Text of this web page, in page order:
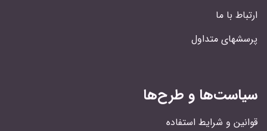
ارتباط با ما
پرسشهای متداول
سیاست‌ها و طرح‌ها
قوانین و شرایط استفاده